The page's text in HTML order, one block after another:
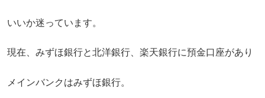
いいか迷っています。
現在、みずほ銀行と北洋銀行、楽天銀行に預金口座があり
メインバンクはみずほ銀行。